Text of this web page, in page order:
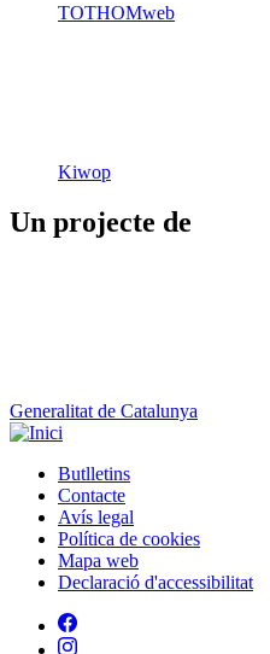
Avís legal
Política de cookies
Mapa web
Declaració d'accessibilitat